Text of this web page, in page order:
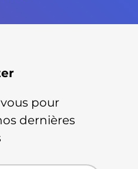
pour
dernières